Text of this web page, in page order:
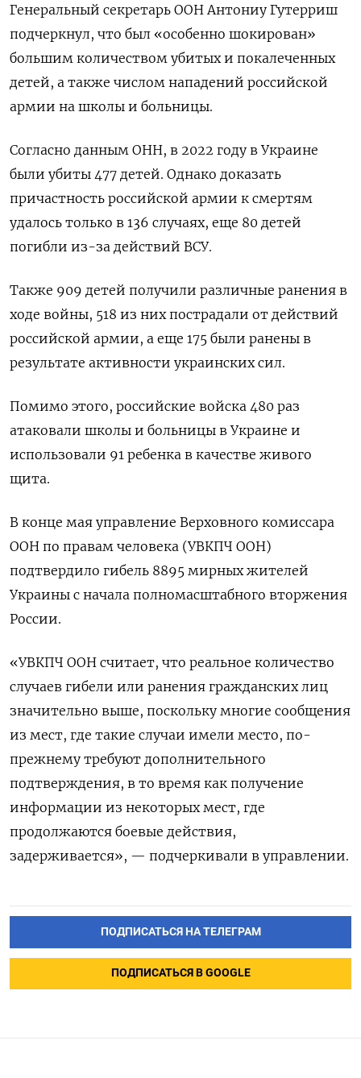
Генеральный секретарь ООН Антониу Гутерриш
подчеркнул, что был «особенно шокирован»
большим количеством убитых и покалеченных
детей, а также числом нападений российской
армии на школы и больницы.
Согласно данным ОНН, в 2022 году в Украине
были убиты 477 детей. Однако доказать
причастность российской армии к смертям
удалось только в 136 случаях, еще 80 детей
погибли из-за действий ВСУ.
Также 909 детей получили различные ранения в
ходе войны, 518 из них пострадали от действий
российской армии, а еще 175 были ранены в
результате активности украинских сил.
Помимо этого, российские войска 480 раз
атаковали школы и больницы в Украине и
использовали 91 ребенка в качестве живого
щита.
В конце мая управление Верховного комиссара
ООН по правам человека (УВКПЧ ООН)
подтвердило гибель 8895 мирных жителей
Украины с начала полномасштабного вторжения
России.
«УВКПЧ ООН считает, что реальное количество
случаев гибели или ранения гражданских лиц
значительно выше, поскольку многие сообщения
из мест, где такие случаи имели место, по-
прежнему требуют дополнительного
подтверждения, в то время как получение
информации из некоторых мест, где
продолжаются боевые действия,
задерживается», — подчеркивали в управлении.
ПОДПИСАТЬСЯ НА ТЕЛЕГРАМ
ПОДПИСАТЬСЯ В GOOGLE